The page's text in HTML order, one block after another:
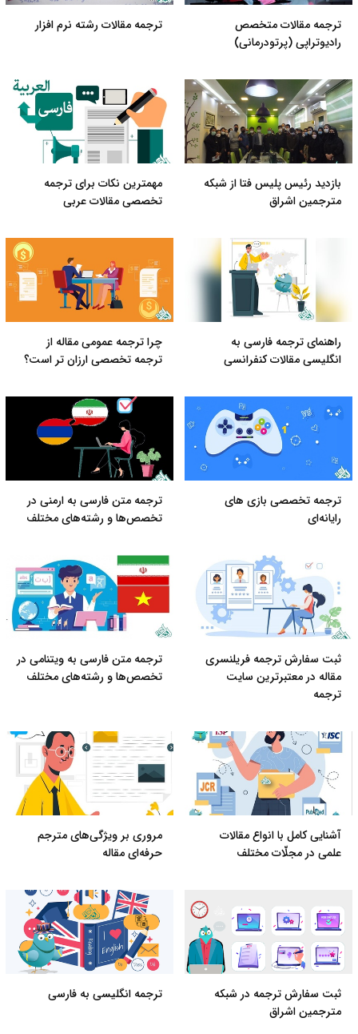
ترجمه مقالات متخصص
رادیوتراپی (پرتودرمانی)
ترجمه مقالات رشته نرم افزار
بازدید رئیس پلیس فتا از شبکه
مترجمین اشراق
مهمترین نکات برای ترجمه
تخصصی مقالات عربی
راهنمای ترجمه فارسی به
انگلیسی مقالات کنفرانسی
چرا ترجمه عمومی مقاله از
ترجمه تخصصی ارزان تر است؟
ترجمه تخصصی بازی های
رایانه‌ای
ترجمه متن فارسی به ارمنی در
تخصص‌ها و رشته‌های مختلف
ثبت سفارش ترجمه فریلنسری
مقاله در معتبرترین سایت
ترجمه
ترجمه متن فارسی به ویتنامی در
تخصص‌ها و رشته‌های مختلف
آشنایی کامل با انواع مقالات
علمی در مجلّات مختلف
مروری بر ویژگی‌های مترجم
حرفه‌ای مقاله
ثبت سفارش ترجمه در شبکه
مترجمین اشراق
ترجمه انگلیسی به فارسی